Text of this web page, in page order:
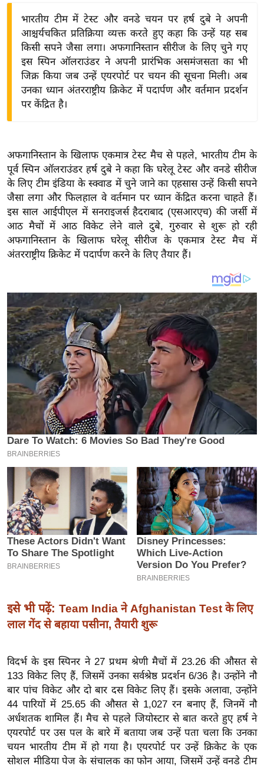
द्यो
ष
ज्ञ
रा
य
ब
ज
ट
क्रि
के
ट
I
P
2
2
6
क्रा
ई
-
पे
प
र
सा
ल
मि
सा
ल
श
ख्सि
य
त
भारतीय टीम में टेस्ट और वनडे चयन पर हर्ष दुबे ने अपनी
आश्चर्यचकित प्रतिक्रिया व्यक्त करते हुए कहा कि उन्हें यह सब
किसी सपने जैसा लगा। अफगानिस्तान सीरीज के लिए चुने गए
इस स्पिन ऑलराउंडर ने अपनी प्रारंभिक असमंजसता का भी
जिक्र किया जब उन्हें एयरपोर्ट पर चयन की सूचना मिली। अब
उनका ध्यान अंतरराष्ट्रीय क्रिकेट में पदार्पण और वर्तमान प्रदर्शन
पर केंद्रित है।
अफगानिस्तान के खिलाफ एकमात्र टेस्ट मैच से पहले, भारतीय टीम के
पूर्व स्पिन ऑलराउंडर हर्ष दुबे ने कहा कि घरेलू टेस्ट और वनडे सीरीज
के लिए टीम इंडिया के स्क्वाड में चुने जाने का एहसास उन्हें किसी सपने
जैसा लगा और फिलहाल वे वर्तमान पर ध्यान केंद्रित करना चाहते हैं।
इस साल आईपीएल में सनराइजर्स हैदराबाद (एसआरएच) की जर्सी में
आठ मैचों में आठ विकेट लेने वाले दुबे, गुरुवार से शुरू हो रही
अफगानिस्तान के खिलाफ घरेलू सीरीज के एकमात्र टेस्ट मैच में
अंतरराष्ट्रीय क्रिकेट में पदार्पण करने के लिए तैयार हैं।
इसे भी पढ़ें: Team India ने Afghanistan Test के लिए
लाल गेंद से बहाया पसीना, तैयारी शुरू
विदर्भ के इस स्पिनर ने 27 प्रथम श्रेणी मैचों में 23.26 की औसत से
133 विकेट लिए हैं, जिसमें उनका सर्वश्रेष्ठ प्रदर्शन 6/36 है। उन्होंने नौ
बार पांच विकेट और दो बार दस विकेट लिए हैं। इसके अलावा, उन्होंने
44 पारियों में 25.65 की औसत से 1,027 रन बनाए हैं, जिनमें नौ
अर्धशतक शामिल हैं। मैच से पहले जियोस्टार से बात करते हुए हर्ष ने
एयरपोर्ट पर उस पल के बारे में बताया जब उन्हें पता चला कि उनका
चयन भारतीय टीम में हो गया है। एयरपोर्ट पर उन्हें क्रिकेट के एक
सोशल मीडिया पेज के संचालक का फोन आया, जिसमें उन्हें वनडे टीम